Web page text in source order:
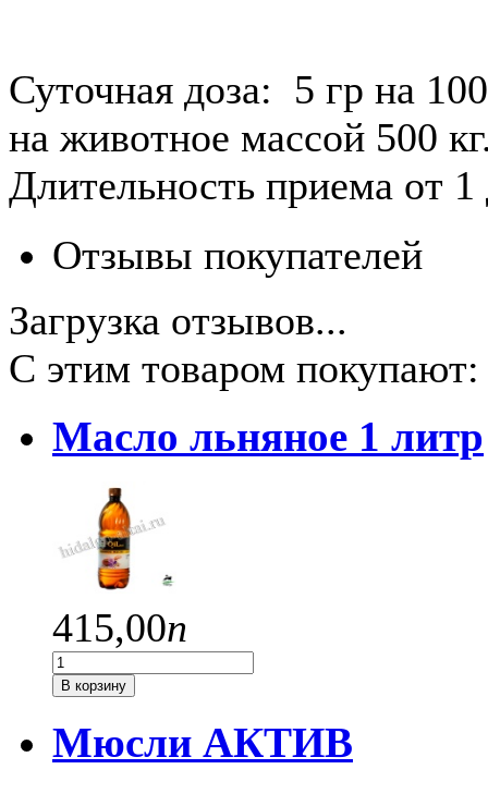
Суточная доза: 5 гр на
на животное массой 500
Длительность приема от
Отзывы покупателей
Загрузка отзывов...
С этим товаром покупают:
Масло льняное 1 литр
415,00п
В корзину
Мюсли АКТИВ